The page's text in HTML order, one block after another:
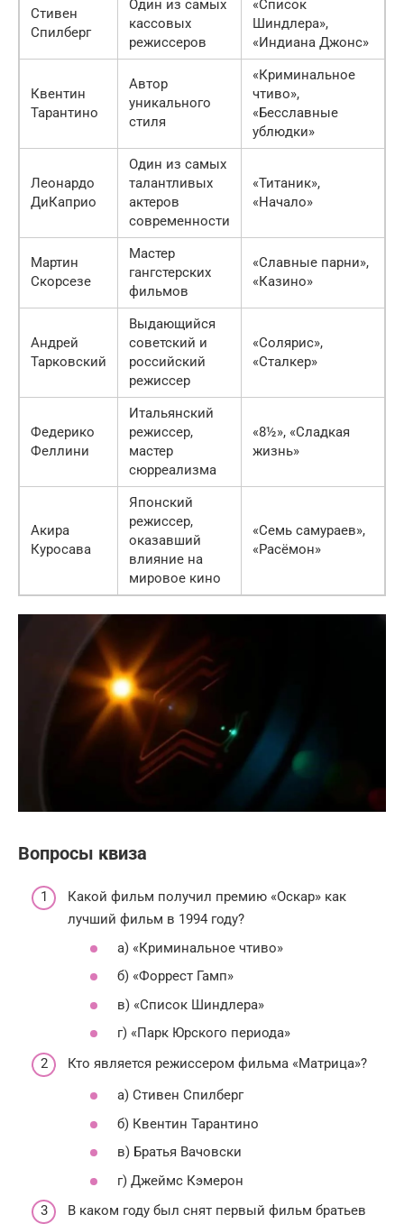
Стивен
Спилберг
Один из самых
кассовых
режиссеров
«Список
Шиндлера»,
«Индиана Джонс»
Квентин
Тарантино
Автор
уникального
стиля
«Криминальное
чтиво»,
«Бесславные
ублюдки»
Леонардо
ДиКаприо
Один из самых
талантливых
актеров
современности
«Титаник»,
«Начало»
Мартин
Скорсезе
Мастер
гангстерских
фильмов
«Славные парни»,
«Казино»
Андрей
Тарковский
Выдающийся
советский и
российский
режиссер
«Солярис»,
«Сталкер»
Федерико
Феллини
Итальянский
режиссер,
мастер
сюрреализма
«8½», «Сладкая
жизнь»
Акира
Куросава
Японский
режиссер,
оказавший
влияние на
мировое кино
«Семь самураев»,
«Расёмон»
Вопросы квиза
Какой фильм получил премию «Оскар» как
лучший фильм в 1994 году?
а) «Криминальное чтиво»
б) «Форрест Гамп»
в) «Список Шиндлера»
г) «Парк Юрского периода»
Кто является режиссером фильма «Матрица»?
а) Стивен Спилберг
б) Квентин Тарантино
в) Братья Вачовски
г) Джеймс Кэмерон
В каком году был снят первый фильм братьев